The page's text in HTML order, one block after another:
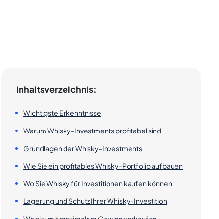
Inhaltsverzeichnis:
Wichtigste Erkenntnisse
Warum Whisky-Investments profitabel sind
Grundlagen der Whisky-Investments
Wie Sie ein profitables Whisky-Portfolio aufbauen
Wo Sie Whisky für Investitionen kaufen können
Lagerung und Schutz Ihrer Whisky-Investition